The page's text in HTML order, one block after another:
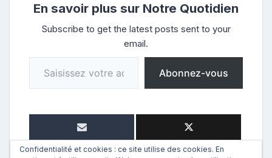
En savoir plus sur Notre Quotidien
Subscribe to get the latest posts sent to your
email.
Saisissez votre adresse e-mail…
Abonnez-vous
Confidentialité et cookies : ce site utilise des cookies. En